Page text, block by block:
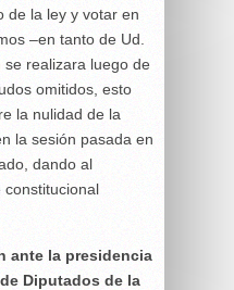
de la ley y votar en
–en tanto de Ud.
realizara luego de
omitidos, esto
la nulidad de la
la sesión pasada en
dando al
constitucional
ante la presidencia
Diputados de la